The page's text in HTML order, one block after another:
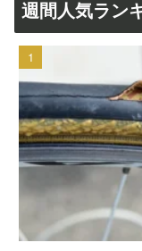
週間人気ラン